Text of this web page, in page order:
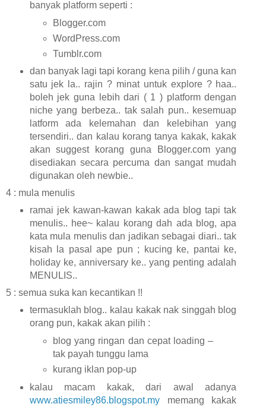
banyak platform seperti :
Blogger.com
WordPress.com
Tumblr.com
dan banyak lagi tapi korang kena pilih / guna kan
satu jek la.. rajin ? minat untuk explore ? haa..
boleh jek guna lebih dari ( 1 ) platform dengan
niche yang berbeza.. tak salah pun.. kesemuap
latform ada kelemahan dan kelebihan yang
tersendiri.. dan kalau korang tanya kakak, kakak
akan suggest korang guna Blogger.com yang
disediakan secara percuma dan sangat mudah
digunakan oleh newbie..
4 : mula menulis
ramai jek kawan-kawan kakak ada blog tapi tak
menulis.. hee~ kalau korang dah ada blog, apa
kata mula menulis dan jadikan sebagai diari.. tak
kisah la pasal ape pun ; kucing ke, pantai ke,
holiday ke, anniversary ke.. yang penting adalah
MENULIS..
5 : semua suka kan kecantikan !!
termasuklah blog.. kalau kakak nak singgah blog
orang pun, kakak akan pilih :
blog yang ringan dan cepat loading –
tak payah tunggu lama
kurang iklan pop-up
kalau macam kakak, dari awal adanya
www.atiesmiley86.blogspot.mymemang kakak